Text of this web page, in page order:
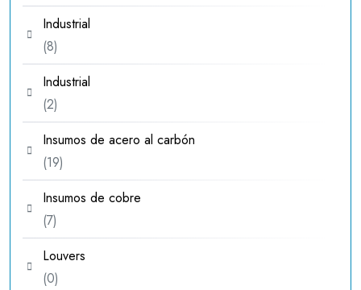
productos
Industrial
88
productos
Industrial
22
productos
Insumos de acero al carbón
1919
productos
Insumos de cobre
77
productos
Louvers
00